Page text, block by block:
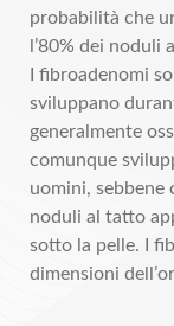
probabilità che
l’80% dei noduli
I fibroadenomi
sviluppano
generalmente
comunque
uomini, sebbene
noduli al tatto
sotto la pelle. I
dimensioni